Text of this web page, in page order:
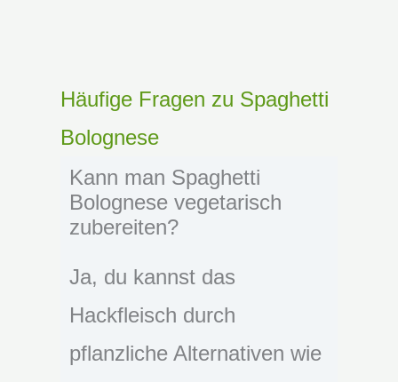
Häufige Fragen zu Spaghetti
Bolognese
Kann man Spaghetti
Bolognese vegetarisch
zubereiten?
Ja, du kannst das
Hackfleisch durch
pflanzliche Alternativen wie